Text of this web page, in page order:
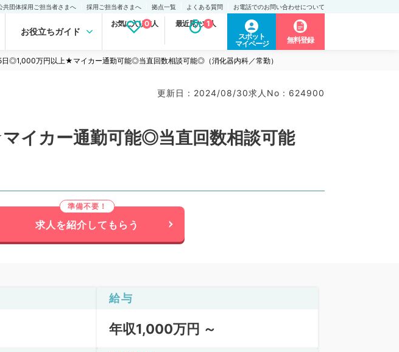
共団体採用ご担当者さまへ 採用ご担当者さまへ 拠点一覧 よくある質問 お電話でのお問い合わせについて
お役立ちガイド
お気に入り求人
0 最近見た求人
1
スポット
マイページ
無料登録
5日◎1,000万円以上★マイカー通勤可能◎当直回数相談可能◎（消化器内科／常勤）
更新日 : 2024/08/30求人No : 624900
イカー通勤可能◎当直回数相談可能
求人を紹介してもらう
給与
年収1,000万円 ～